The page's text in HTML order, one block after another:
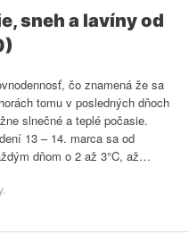
sneh a lavíny od
čo znamená že sa
tomu v posledných dňoch
slnečné a teplé počasie.
13 – 14. marca sa od
dňom o 2 až 3°C, až…
.